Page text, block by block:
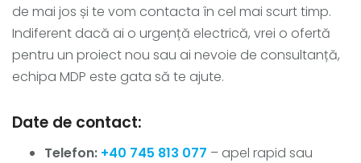
de mai jos și te vom contacta în cel mai scurt timp.
Indiferent dacă ai o urgență electrică, vrei o ofertă
pentru un proiect nou sau ai nevoie de consultanță,
echipa MDP este gata să te ajute.
Date de contact:
Telefon: +40 745 813 077 – apel rapid sau